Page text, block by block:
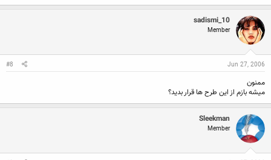
sadismi_10
Member
Jun 27, 2006
#8
ممنون
میشه بازم از این طرح ها قرار بدید؟
Sleekman
Member